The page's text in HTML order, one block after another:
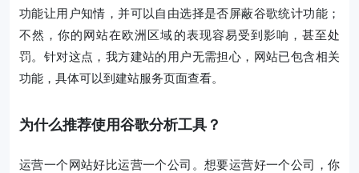
功能让用户知情，并可以自由选择是否屏蔽谷歌统计功能；
不然，你的网站在欧洲区域的表现容易受到影响，甚至处
罚。针对这点，我方建站的用户无需担心，网站已包含相关
功能，具体可以到建站服务页面查看。
为什么推荐使用谷歌分析工具？
运营一个网站好比运营一个公司。想要运营好一个公司，你